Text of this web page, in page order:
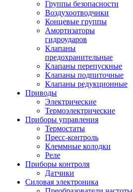
Группы безопасности
Воздухоотводчики
Концевые группы
Амортизаторы
гидроударов
Клапаны
предохранительные
Клапаны перепускные
Клапаны подпиточные
Клапаны редукционные
Приводы
Электрические
Термоэлектрические
Приборы управления
Термостаты
Пресс-контроль
Клеммные колодки
Реле
Приборы контроля
Датчики
Силовая электроника